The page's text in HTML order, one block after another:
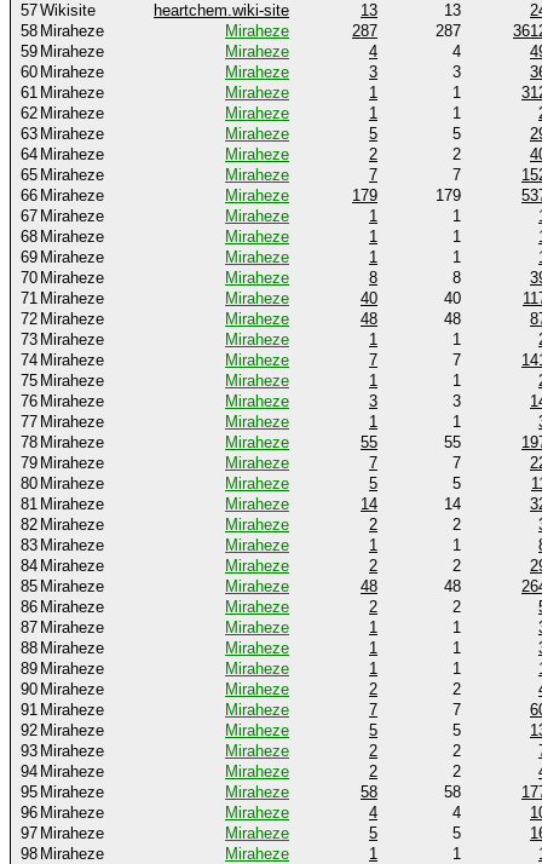
57Wikisite heartchem.wiki-site 13 13
58 Miraheze Miraheze 287 287
59 Miraheze Miraheze 4 4
60 Miraheze Miraheze 3 3
61 Miraheze Miraheze 1 1
62 Miraheze Miraheze 1 1
63 Miraheze Miraheze 5 5
64 Miraheze Miraheze 2 2
65 Miraheze Miraheze 7 7
66 Miraheze Miraheze 179 179
67 Miraheze Miraheze 1 1
68 Miraheze Miraheze 1 1
69 Miraheze Miraheze 1 1
70 Miraheze Miraheze 8 8
71 Miraheze Miraheze 40 40
72 Miraheze Miraheze 48 48
73 Miraheze Miraheze 1 1
74 Miraheze Miraheze 7 7
75 Miraheze Miraheze 1 1
76 Miraheze Miraheze 3 3
77 Miraheze Miraheze 1 1
78 Miraheze Miraheze 55 55
79 Miraheze Miraheze 7 7
80 Miraheze Miraheze 5 5
81 Miraheze Miraheze 14 14
82 Miraheze Miraheze 2 2
83 Miraheze Miraheze 1 1
84 Miraheze Miraheze 2 2
85 Miraheze Miraheze 48 48
86 Miraheze Miraheze 2 2
87 Miraheze Miraheze 1 1
88 Miraheze Miraheze 1 1
89 Miraheze Miraheze 1 1
90 Miraheze Miraheze 2 2
91 Miraheze Miraheze 7 7
92 Miraheze Miraheze 5 5
93 Miraheze Miraheze 2 2
94 Miraheze Miraheze 2 2
95 Miraheze Miraheze 58 58
96 Miraheze Miraheze 4 4
97 Miraheze Miraheze 5 5
98 Miraheze Miraheze 1 1